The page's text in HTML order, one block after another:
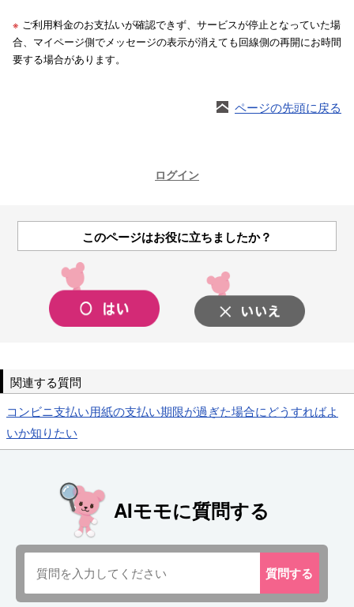
※ ご利用料金のお支払いが確認できず、サービスが停止となっていた場
合、マイページ側でメッセージの表示が消えても回線側の再開にお時間
要する場合があります。
ページの先頭に戻る
ログイン
このページはお役に立ちましたか？
関連する質問
コンビニ支払い用紙の支払い期限が過ぎた場合にどうすればよ
いか知りたい
AIモモに質問する
質問する